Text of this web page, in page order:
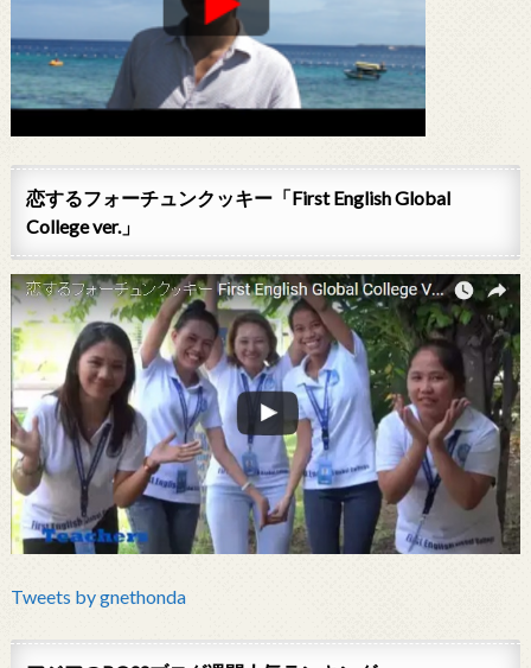
恋するフォーチュンクッキー「First English Global
College ver.」
Tweets by gnethonda